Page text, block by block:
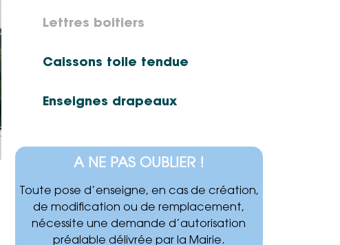
Lettres boitiers
Caissons toile tendue
Enseignes drapeaux
A NE PAS OUBLIER !
Toute pose d’enseigne, en cas de création,
de modification ou de remplacement,
nécessite une demande d’autorisation
préalable délivrée par la Mairie.